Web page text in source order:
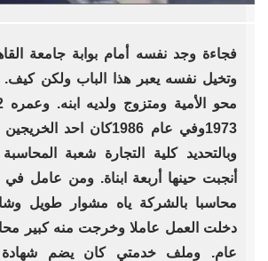
فجاءة وجد نفسه أمام بوابة جامعة
وتخيل نفسه يعبر هذا الباب ولكن
1973وفي عام 1986كان احد
وبالتحديد كلية التجارة شعبة
أنجبت حينها أربعة ابناة. ومن عامل
محاسبا بالشركة ياه مشوار طويل
دخلت العمل عاملا وخرجت منه كبير
عام. وملف خدمتي كان يضم شهادة